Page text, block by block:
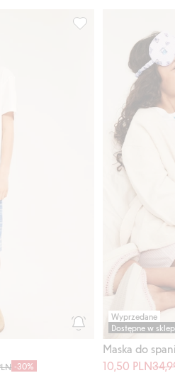
do listy ulubione
-30%
Szorty piżamowe w
Wyprzedane
Dostępne w
Maska do
10,50 PLN